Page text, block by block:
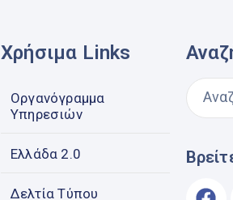
Χρήσιμα Links
Οργανόγραμμα
Υπηρεσιών
Ελλάδα 2.0
Δελτία Τύπου